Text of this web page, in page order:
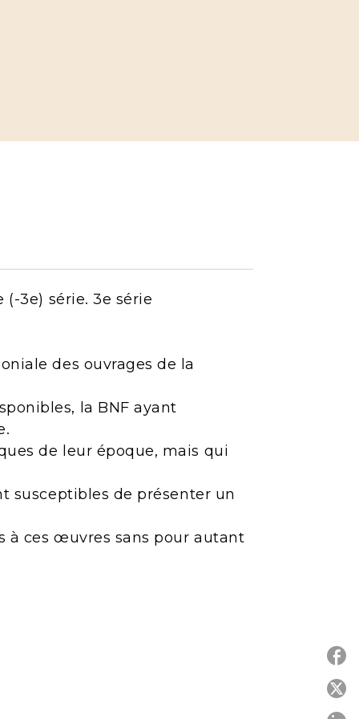
(-3e) série. 3e série
des ouvrages de la
la BNF ayant
de leur époque, mais qui
susceptibles de présenter un
à ces œuvres sans pour autant